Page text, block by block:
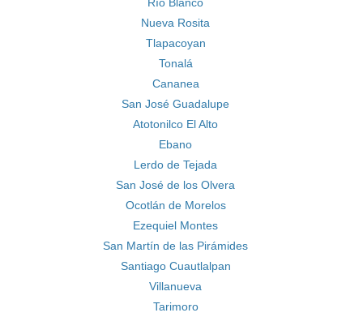
Nueva Rosita
Tlapacoyan
Tonalá
Cananea
San José Guadalupe
Atotonilco El Alto
Ebano
Lerdo de Tejada
San José de los Olvera
Ocotlán de Morelos
Ezequiel Montes
San Martín de las Pirámides
Santiago Cuautlalpan
Villanueva
Tarimoro